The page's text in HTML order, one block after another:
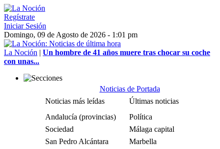
Regístrate
Iniciar Sesión
Domingo, 09 de Agosto de 2026 - 1:01 pm
La Noción | Un hombre de 41 años muere tras chocar su coche
con unas...
Noticias de Portada
Noticias más leídas
Últimas noticias
Andalucía (provincias)
Política
Sociedad
Málaga capital
San Pedro Alcántara
Marbella